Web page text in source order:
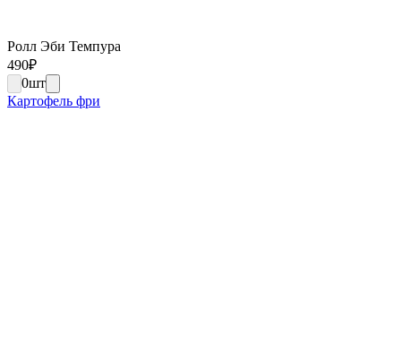
Ролл Эби Темпура
490₽
0шт
Картофель фри